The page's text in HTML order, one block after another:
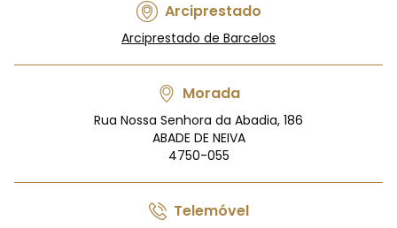
Arciprestado
Arciprestado de Barcelos
Morada
Rua Nossa Senhora da Abadia, 186
ABADE DE NEIVA
4750-055
Telemóvel